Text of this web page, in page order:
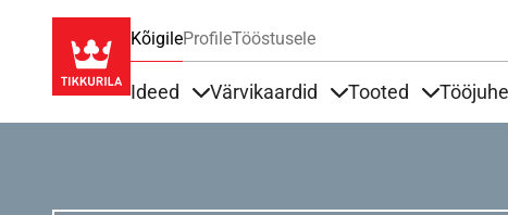
KõigileProfileTööstusele
Ideed Värvikaardid Tooted